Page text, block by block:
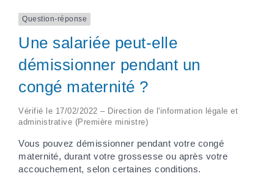
Question-réponse
Une salariée peut-elle
démissionner pendant un
congé maternité ?
Vérifié le 17/02/2022 – Direction de l'information légale et
administrative (Première ministre)
Vous pouvez démissionner pendant votre congé
maternité, durant votre grossesse ou après votre
accouchement, selon certaines conditions.